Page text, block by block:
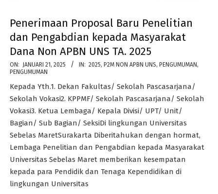
Penerimaan Proposal Baru Penelitian
dan Pengabdian kepada Masyarakat
Dana Non APBN UNS TA. 2025
2025-
01-
21
ON: JANUARI 21, 2025 IN: 2025, P2M NON APBN UNS, PENGUMUMAN ,
PENGUMUMAN
Kepada Yth.1. Dekan Fakultas/ Sekolah Pascasarjana/
Sekolah Vokasi2. KPPMF/ Sekolah Pascasarjana/ Sekolah
Vokasi3. Ketua Lembaga/ Kepala Divisi/ UPT/ Unit/
Bagian/ Sub Bagian/ SeksiDi lingkungan Universitas
Sebelas MaretSurakarta Diberitahukan dengan hormat,
Lembaga Penelitian dan Pengabdian kepada Masyarakat
Universitas Sebelas Maret memberikan kesempatan
kepada para Pendidik dan Tenaga Kependidikan di
lingkungan Universitas